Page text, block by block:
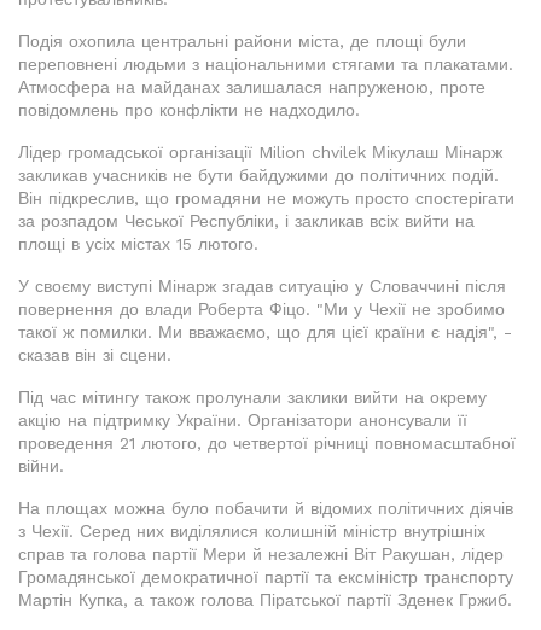
Подія охопила центральні райони міста, де площі були
переповнені людьми з національними стягами та плакатами.
Атмосфера на майданах залишалася напруженою, проте
повідомлень про конфлікти не надходило.
Лідер громадської організації Milion chvilek Мікулаш Мінарж
закликав учасників не бути байдужими до політичних подій.
Він підкреслив, що громадяни не можуть просто спостерігати
за розпадом Чеської Республіки, і закликав всіх вийти на
площі в усіх містах 15 лютого.
У своєму виступі Мінарж згадав ситуацію у Словаччині після
повернення до влади Роберта Фіцо. "Ми у Чехії не зробимо
такої ж помилки. Ми вважаємо, що для цієї країни є надія", -
сказав він зі сцени.
Під час мітингу також пролунали заклики вийти на окрему
акцію на підтримку України. Організатори анонсували її
проведення 21 лютого, до четвертої річниці повномасштабної
війни.
На площах можна було побачити й відомих політичних діячів
з Чехії. Серед них виділялися колишній міністр внутрішніх
справ та голова партії Мери й незалежні Віт Ракушан, лідер
Громадянської демократичної партії та ексміністр транспорту
Мартін Купка, а також голова Піратської партії Зденек Гржиб.